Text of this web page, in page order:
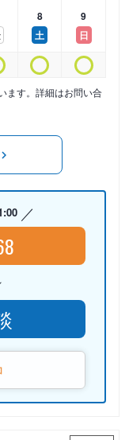
8
土
9
日
ます。詳細はお問い合